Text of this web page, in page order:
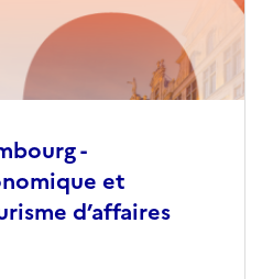
-
et
d’affaires